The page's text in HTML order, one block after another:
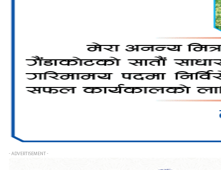
- ADVERTISEMENT -